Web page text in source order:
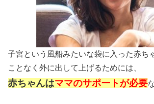
子宮という風船みたいな袋に入った赤ち
ことなく外に出して上げるためには、
赤ちゃんはママのサポートが必要